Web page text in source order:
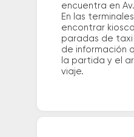
encuentra en
En las
encontrar
paradas de taxi
de información
la partida y el
viaje.